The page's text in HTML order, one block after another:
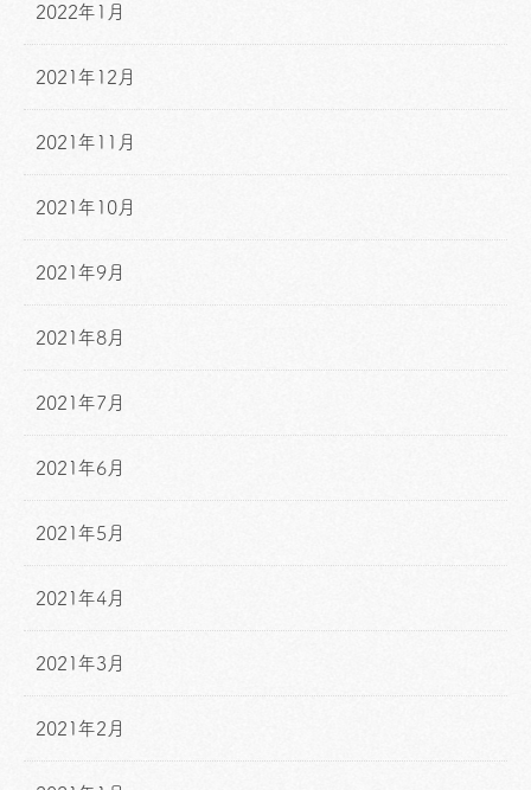
2022年1月
2021年12月
2021年11月
2021年10月
2021年9月
2021年8月
2021年7月
2021年6月
2021年5月
2021年4月
2021年3月
2021年2月